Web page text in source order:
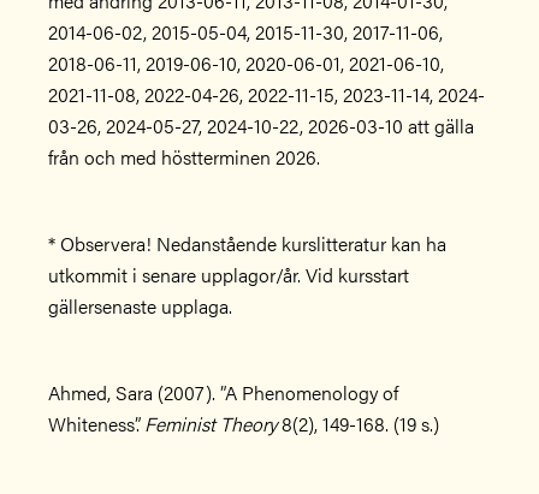
2014-06-02, 2015-05-04, 2015-11-30, 2017-11-06,
2018-06-11, 2019-06-10, 2020-06-01, 2021-06-10,
2021-11-08, 2022-04-26, 2022-11-15, 2023-11-14, 2024-
03-26, 2024-05-27, 2024-10-22, 2026-03-10 att gälla
från och med höstterminen 2026.
* Observera! Nedanstående kurslitteratur kan ha
utkommit i senare upplagor/år. Vid kursstart
gällersenaste upplaga.
Ahmed, Sara (2007). ”A Phenomenology of
Whiteness”.Feminist Theory8(2), 149-168. (19 s.)